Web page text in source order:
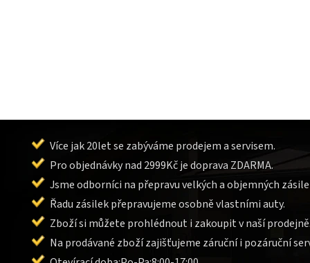
Více jak 20let se zabýváme prodejem a servisem.
Pro objednávky nad 2999Kč je doprava ZDARMA.
Jsme odborníci na přepravu velkých a objemných
Řadu zásilek přepravujeme osobně vlastními auty.
Zboží si můžete prohlédnout i zakoupit v naší prodejně.
Na prodávané zboží zajišťujeme záruční i pozáruční